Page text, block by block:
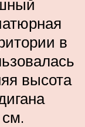
в
высота